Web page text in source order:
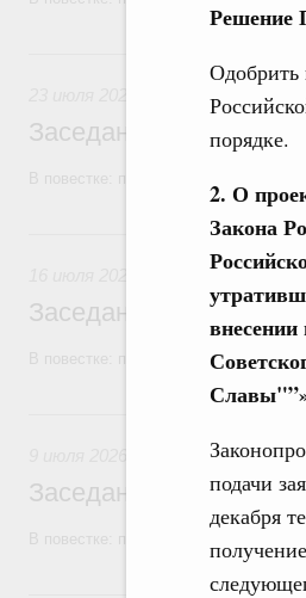
Решение
Одобрить
порядке.
2. О
Закона
подачи
декабря
Заседание
Заседание
В повестке: проекты федеральных
Заседание